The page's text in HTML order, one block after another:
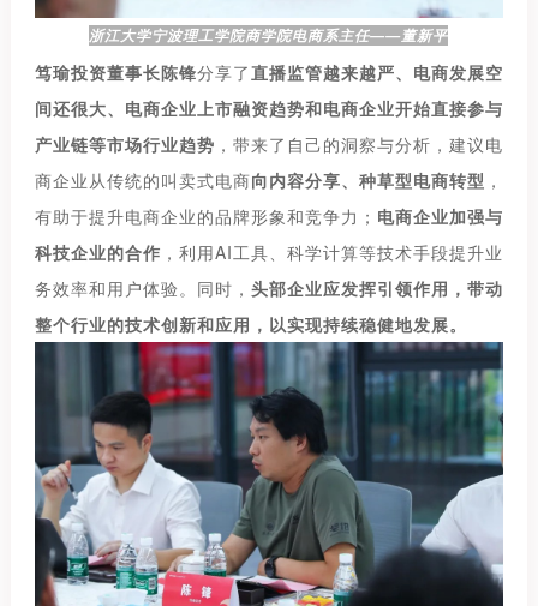
浙江大学宁波理工学院商学院电商系主任——董新平
笃瑜投资董事长陈锋分享了直播监管越来越严、电商发展空
间还很大、电商企业上市融资趋势和电商企业开始直接参与
产业链等市场行业趋势 ，带来了自己的洞察与分析，建议电
商企业从传统的叫卖式电商向内容分享、种草型电商转型 ，
有助于提升电商企业的品牌形象和竞争力； 电商企业加强与
科技企业的合作 ，利用AI工具、科学计算等技术手段提升业
务效率和用户体验。同时， 头部企业应发挥引领作用，带动
整个行业的技术创新和应用，以实现持续稳健地发展。